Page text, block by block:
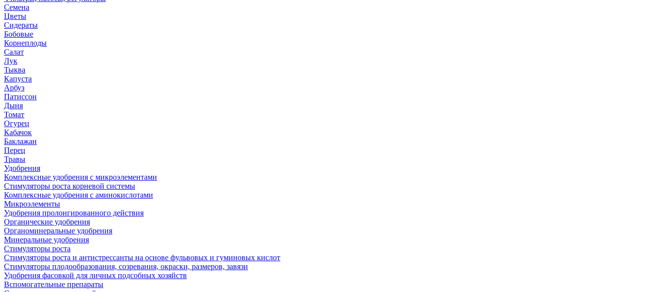
Семена
Цветы
Сидераты
Бобовые
Корнеплоды
Салат
Лук
Тыква
Капуста
Арбуз
Патиссон
Дыня
Томат
Огурец
Кабачок
Баклажан
Перец
Травы
Удобрения
Комплексные удобрения с микроэлементами
Стимуляторы роста корневой системы
Комплексные удобрения с аминокислотами
Микроэлементы
Удобрения пролонгированного действия
Органические удобрения
Органоминеральные удобрения
Минеральные удобрения
Стимуляторы роста
Стимуляторы роста и антистрессанты на основе фульвовых и гуминовых кислот
Стимуляторы плодообразования, созревания, окраски, размеров, завязи
Удобрения фасовкой для личных подсобных хозяйств
Вспомогательные препараты